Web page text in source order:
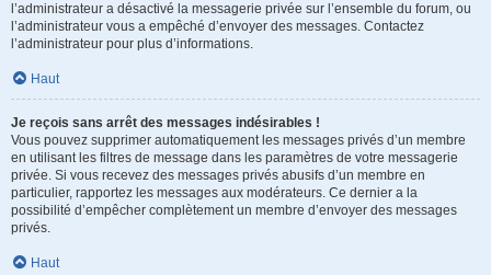
l’administrateur a désactivé la messagerie privée sur l’ensemble du forum, ou
l’administrateur vous a empêché d’envoyer des messages. Contactez
l’administrateur pour plus d’informations.
Haut
Je reçois sans arrêt des messages indésirables !
Vous pouvez supprimer automatiquement les messages privés d’un membre
en utilisant les filtres de message dans les paramètres de votre messagerie
privée. Si vous recevez des messages privés abusifs d’un membre en
particulier, rapportez les messages aux modérateurs. Ce dernier a la
possibilité d’empêcher complètement un membre d’envoyer des messages
privés.
Haut